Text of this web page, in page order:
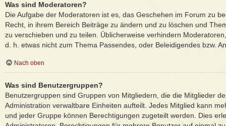
Was sind Moderatoren?
Die Aufgabe der Moderatoren ist es, das Geschehen im Forum zu
Recht, in ihrem Bereich Beiträge zu ändern und zu löschen und
zu verschieben und zu teilen. Üblicherweise verhindern
d. h. etwas nicht zum Thema Passendes, oder Beleidigendes bzw.
Nach oben
Was sind Benutzergruppen?
Benutzergruppen sind Gruppen von Mitgliedern, die die Mitglieder
Administration verwaltbare Einheiten aufteilt. Jedes Mitglied kann
und jeder Gruppe können Berechtigungen zugeteilt werden. Dies